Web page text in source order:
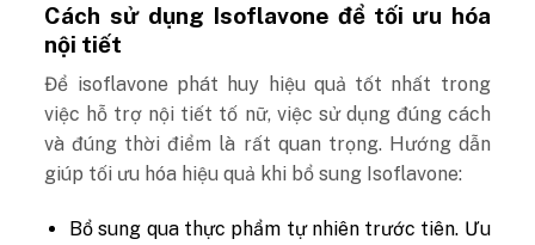
Cách sử dụng Isoflavone để tối ưu hóa
nội tiết
Để isoflavone phát huy hiệu quả tốt nhất trong
việc hỗ trợ nội tiết tố nữ, việc sử dụng đúng cách
và đúng thời điểm là rất quan trọng. Hướng dẫn
giúp tối ưu hóa hiệu quả khi bổ sung Isoflavone:
Bổ sung qua thực phẩm tự nhiên trước tiên. Ưu